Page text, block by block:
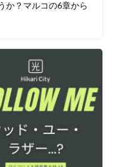
か？マルコの6章から